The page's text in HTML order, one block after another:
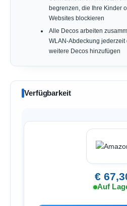
begrenzen, die Ihre Kinder
Websites blockieren
Alle Decos arbeiten
WLAN-Abdeckung jederzeit
weitere Decos hinzufügen
Verfügbarkeit
€
Auf